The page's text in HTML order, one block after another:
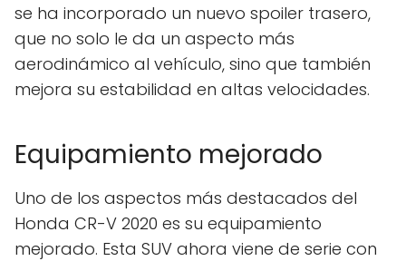
se ha incorporado un nuevo spoiler trasero,
que no solo le da un aspecto más
aerodinámico al vehículo, sino que también
mejora su estabilidad en altas velocidades.
Equipamiento mejorado
Uno de los aspectos más destacados del
Honda CR-V 2020 es su equipamiento
mejorado. Esta SUV ahora viene de serie con